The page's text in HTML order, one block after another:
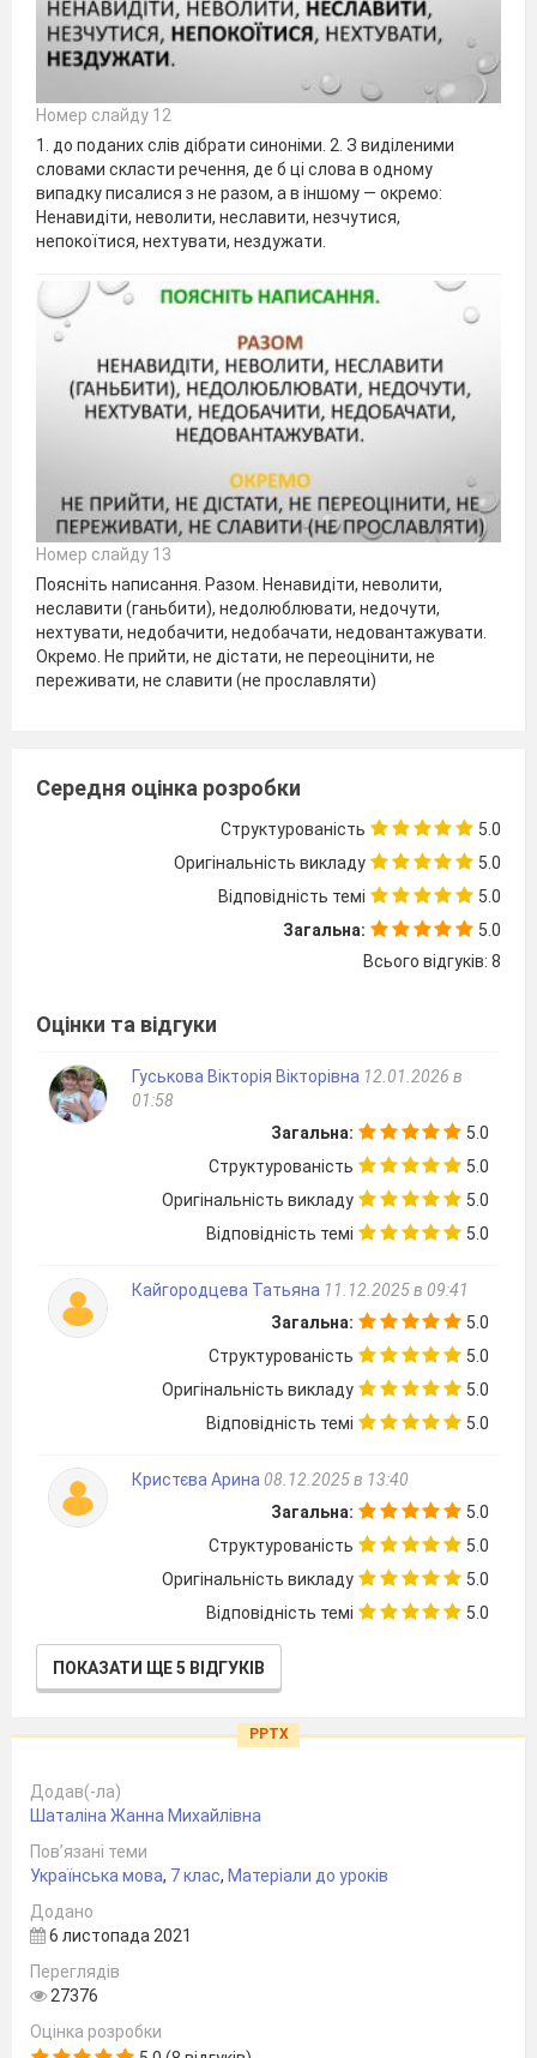
Номер слайду 12
1. до поданих слів дібрати синоніми. 2. З виділеними
словами скласти речення, де б ці слова в одному
випадку писалися з не разом, а в іншому — окремо:
Ненавидіти, неволити, неславити, незчутися,
непокоїтися, нехтувати, нездужати.
Номер слайду 13
Поясніть написання. Разом. Ненавидіти, неволити,
неславити (ганьбити), недолюблювати, недочути,
нехтувати, недобачити, недобачати, недовантажувати.
Окремо. Не прийти, не дістати, не переоцінити, не
переживати, не славити (не прославляти)
Середня оцінка розробки
Структурованість
5.0
Оригінальність викладу
5.0
Відповідність темі
5.0
Загальна:
5.0
Всього відгуків: 8
Оцінки та відгуки
Гуськова Вікторія Вікторівна 12.01.2026 в
01:58
Загальна:
5.0
Структурованість
5.0
Оригінальність викладу
5.0
Відповідність темі
5.0
Кайгородцева Татьяна 11.12.2025 в 09:41
Загальна:
5.0
Структурованість
5.0
Оригінальність викладу
5.0
Відповідність темі
5.0
Кристєва Арина 08.12.2025 в 13:40
Загальна:
5.0
Структурованість
5.0
Оригінальність викладу
5.0
Відповідність темі
5.0
ПОКАЗАТИ ЩЕ 5 ВІДГУКІВ
PPTX
Додав(-ла)
Шаталіна Жанна Михайлівна
Пов’язані теми
Українська мова, 7 клас, Матеріали до уроків
Додано
6 листопада 2021
Переглядів
27376
Оцінка розробки